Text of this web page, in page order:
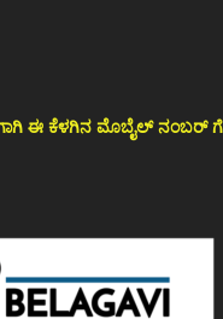
ಈ ಕೆಳಗಿನ ಮೊಬೈಲ್ ನಂಬರ್